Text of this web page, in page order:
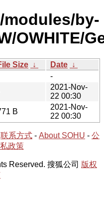
modules/by-
OWHITE/
Size ↓ Date ↓
-
2021-Nov-
22 00:30
B
2021-Nov-
22 00:30
联系方式 - About SOHU - 公
政策
Reserved. 搜狐公司 版权